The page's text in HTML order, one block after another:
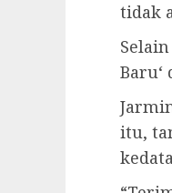
tidak
Baru‘
itu,